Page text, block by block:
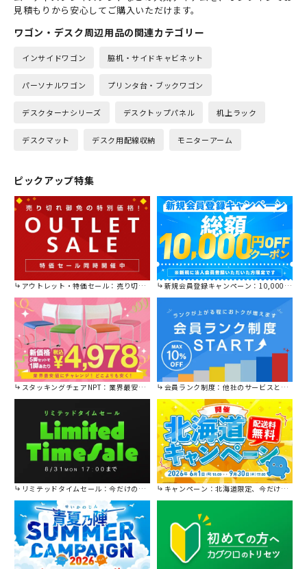
見積もりから安心してご購入いただけます。
ワゴン・デスク周辺用品の関連カテゴリー
インサイドワゴン 脇机・サイドキャビネット
パーソナルワゴン プリンタ台・ブックワゴン
デスクターナシリーズ デスクトップパネル 机上ラック
デスクマット デスク用配線収納 モニターアーム
ピックアップ特集
アウトレット・特価セール：売り切れ御免の特別価格！ 新規会員登録キャンペーン：10,000円OFFクーポン進呈中！
スタッキングチェアNPT：業界最安値に挑戦！ 会員ランク制度：他社のサービスと比較してください。
リミテッドタイムセール：今だけの限定セール。 キャンペーン：北海道限定、今だけ送料無料！